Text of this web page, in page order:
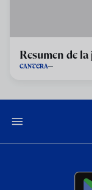
Resumen de
CANTERA